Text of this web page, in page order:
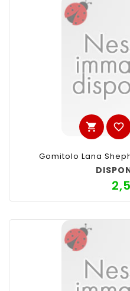
shopping_cart favorite_border
Gomitolo Lana